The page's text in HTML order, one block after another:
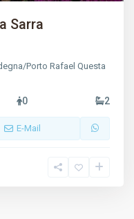
Sarra
Porto Rafael Questa
0 2
E-Mail